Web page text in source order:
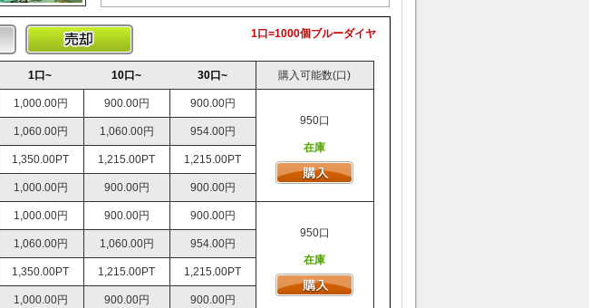
出品全画面をスクリンショットしてご提供お願い致し
ます、
出品するアイテムは30分～1時間内に表示されます。
取引所出品：取引手数料はお客様の負担になります。
方法2、アイテム出品と購入の代行となります。
IDとパスワードをご提供する前、
売れるアイテムを足りるようにご用意ください
取引完了後、パスワードを変更しおすすめ
弊社がお客様のIDとパスワードで悪用しませ
血盟材料ボックス、装備ボックス
こちらからお客様の血盟に入れたもらいます。
その後、ゲーム内でお客様のキャラにギフト発送させ
ていただきます。
1口=1000個ブルーダイヤ
1口~ 10口~ 30口~ 購入可能数(口)
1,000.00円 900.00円
900.00円
950口
在庫
1,060.00円 1,060.00円 954.00円
1,350.00PT 1,215.00PT 1,215.00PT
1,000.00円 900.00円 900.00円
1,000.00円 900.00円
900.00円
950口
在庫
1,060.00円 1,060.00円 954.00円
1,350.00PT 1,215.00PT 1,215.00PT
1,000.00円 900.00円 900.00円